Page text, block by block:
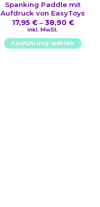
Spanking Paddle mit
Aufdruck von EasyToys
17,95 €– 38,90 €
inkl. MwSt.
Ausführung wählen